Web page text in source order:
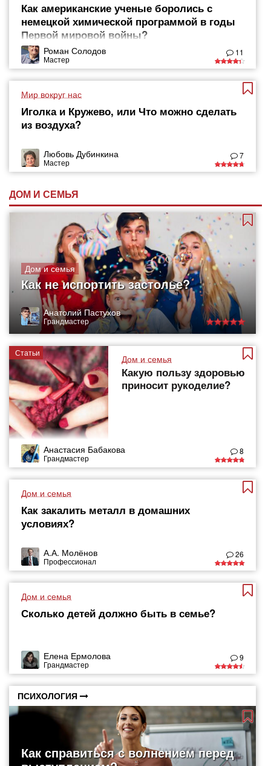
Как американские ученые боролись с
немецкой химической программой в годы
Первой мировой войны?
Роман Солодов
Мастер
11
Мир вокруг нас
Иголка и Кружево, или Что можно сделать
из воздуха?
Любовь Дубинкина
Мастер
7
ДОМ И СЕМЬЯ
Дом и семья
Как не испортить застолье?
Анатолий Пастухов
Грандмастер
Статьи
Дом и семья
Какую пользу здоровью
приносит рукоделие?
Анастасия Бабакова
Грандмастер
8
Дом и семья
Как закалить металл в домашних
условиях?
А.А. Молёнов
Профессионал
26
Дом и семья
Сколько детей должно быть в семье?​
Елена Ермолова
Грандмастер
9
ПСИХОЛОГИЯ
Как справиться с волнением перед